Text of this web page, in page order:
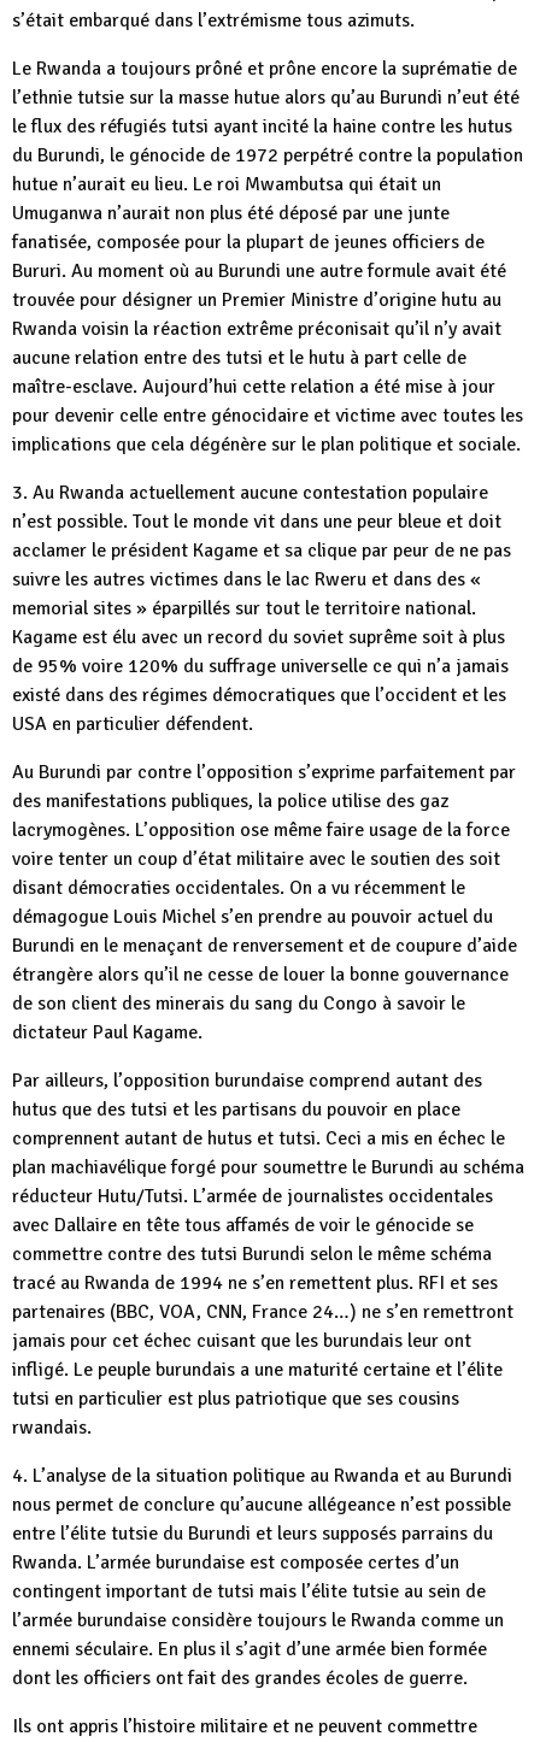
s’était embarqué dans l’extrémisme tous azimuts.
Le Rwanda a toujours prôné et prône encore la suprématie de
l’ethnie tutsie sur la masse hutue alors qu’au Burundi n’eut été
le flux des réfugiés tutsi ayant incité la haine contre les hutus
du Burundi, le génocide de 1972 perpétré contre la population
hutue n’aurait eu lieu. Le roi Mwambutsa qui était un
Umuganwa n’aurait non plus été déposé par une junte
fanatisée, composée pour la plupart de jeunes officiers de
Bururi. Au moment où au Burundi une autre formule avait été
trouvée pour désigner un Premier Ministre d’origine hutu au
Rwanda voisin la réaction extrême préconisait qu’il n’y avait
aucune relation entre des tutsi et le hutu à part celle de
maître-esclave. Aujourd’hui cette relation a été mise à jour
pour devenir celle entre génocidaire et victime avec toutes les
implications que cela dégénère sur le plan politique et sociale.
3. Au Rwanda actuellement aucune contestation populaire
n’est possible. Tout le monde vit dans une peur bleue et doit
acclamer le président Kagame et sa clique par peur de ne pas
suivre les autres victimes dans le lac Rweru et dans des «
memorial sites » éparpillés sur tout le territoire national.
Kagame est élu avec un record du soviet suprême soit à plus
de 95% voire 120% du suffrage universelle ce qui n’a jamais
existé dans des régimes démocratiques que l’occident et les
USA en particulier défendent.
Au Burundi par contre l’opposition s’exprime parfaitement par
des manifestations publiques, la police utilise des gaz
lacrymogènes. L’opposition ose même faire usage de la force
voire tenter un coup d’état militaire avec le soutien des soit
disant démocraties occidentales. On a vu récemment le
démagogue Louis Michel s’en prendre au pouvoir actuel du
Burundi en le menaçant de renversement et de coupure d’aide
étrangère alors qu’il ne cesse de louer la bonne gouvernance
de son client des minerais du sang du Congo à savoir le
dictateur Paul Kagame.
Par ailleurs, l’opposition burundaise comprend autant des
hutus que des tutsi et les partisans du pouvoir en place
comprennent autant de hutus et tutsi. Ceci a mis en échec le
plan machiavélique forgé pour soumettre le Burundi au schéma
réducteur Hutu/Tutsi. L’armée de journalistes occidentales
avec Dallaire en tête tous affamés de voir le génocide se
commettre contre des tutsi Burundi selon le même schéma
tracé au Rwanda de 1994 ne s’en remettent plus. RFI et ses
partenaires (BBC, VOA, CNN, France 24…) ne s’en remettront
jamais pour cet échec cuisant que les burundais leur ont
infligé. Le peuple burundais a une maturité certaine et l’élite
tutsi en particulier est plus patriotique que ses cousins
rwandais.
4. L’analyse de la situation politique au Rwanda et au Burundi
nous permet de conclure qu’aucune allégeance n’est possible
entre l’élite tutsie du Burundi et leurs supposés parrains du
Rwanda. L’armée burundaise est composée certes d’un
contingent important de tutsi mais l’élite tutsie au sein de
l’armée burundaise considère toujours le Rwanda comme un
ennemi séculaire. En plus il s’agit d’une armée bien formée
dont les officiers ont fait des grandes écoles de guerre.
Ils ont appris l’histoire militaire et ne peuvent commettre